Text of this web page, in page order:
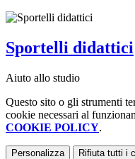
Sportelli didattici
Aiuto allo studio
Questo sito o gli strumenti
cookie necessari al
COOKIE POLICY.
Personalizza Rifiuta tutti i